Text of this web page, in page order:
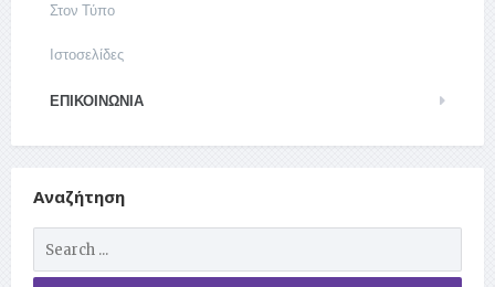
Στον Τύπο
Ιστοσελίδες
ΕΠΙΚΟΙΝΩΝΊΑ
Αναζήτηση